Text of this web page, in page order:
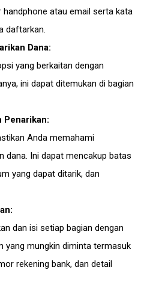
atau email serta kata
daftarkan.
Dana:
yang berkaitan dengan
ini dapat ditemukan di bagian
Penarikan:
Anda memahami
dana. Ini dapat mencakup batas
yang dapat ditarik, dan
dan isi setiap bagian dengan
yang mungkin diminta termasuk
rekening bank, dan detail